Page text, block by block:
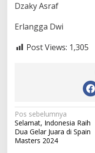
Dzaky Asraf
Erlangga Dwi
Post Views: 1,305
N
a
v
Pos sebelumnya
Selamat, Indonesia Raih
Dua Gelar Juara di Spain
Masters 2024